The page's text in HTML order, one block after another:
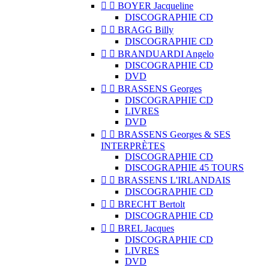
  BOYER Jacqueline
DISCOGRAPHIE CD
  BRAGG Billy
DISCOGRAPHIE CD
  BRANDUARDI Angelo
DISCOGRAPHIE CD
DVD
  BRASSENS Georges
DISCOGRAPHIE CD
LIVRES
DVD
  BRASSENS Georges & SES
INTERPRÈTES
DISCOGRAPHIE CD
DISCOGRAPHIE 45 TOURS
  BRASSENS L'IRLANDAIS
DISCOGRAPHIE CD
  BRECHT Bertolt
DISCOGRAPHIE CD
  BREL Jacques
DISCOGRAPHIE CD
LIVRES
DVD